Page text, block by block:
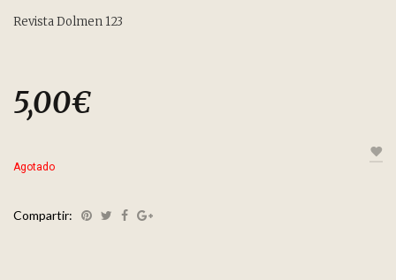
Revista Dolmen 123
5,00€
Agotado
Compartir: